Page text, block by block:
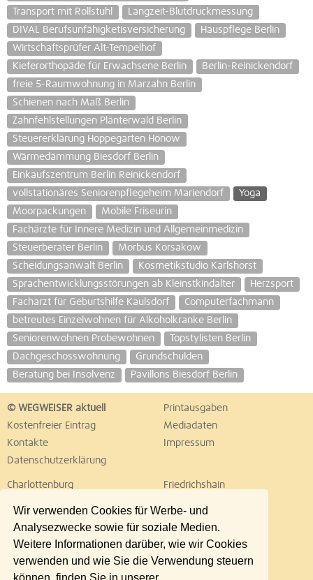
Wir verwenden Cookies für Werbe- und
Analysezwecke sowie für soziale Medien.
Weitere Informationen darüber, wie wir Cookies
verwenden und wie Sie die Verwendung steuern
können, finden Sie in unserer
Transport mit Rollstuhl
Langzeit-Blutdruckmessung
DIVAL Berufsunfähigketisversicherung
Hauspflege Berlin
Wirtschaftsprüfer Alt-Tempelhof
Kieferorthopäde für Erwachsene Berlin
Berlin-Reinickendorf
freie 5-Raumwohnung in Marzahn Berlin
Schienen nach Maß Berlin
Zahnfehlstellungen Plänterwald Berlin
Steuererklärung Hoppegarten Hönow
Wärmedämmung Biesdorf Berlin
Einkaufszentrum Berlin Reinickendorf
vollstationäres Seniorenpflegeheim Mariendorf
Yoga
Moorpackungen
Mobile Friseurin
Fachärzte für Innere Medizin und Allgemeinmedizin
Steuerberater Berlin
Morbus Korsakow
Scheidungsanwalt Berlin
Kosmetikstudio Karlshorst
Sprachentwicklungsstörungen ab Kleinstkindalter
Herzsport
Facharzt für Geburtshilfe Kaulsdorf
Computerfachmann
betreutes Einzelwohnen für Alkoholkranke Berlin
Seniorenwohnen Probewohnen
Topstylisten Berlin
Dachgeschosswohnung
Grundschulden
Beratung bei Insolvenz
Pavillons Biesdorf Berlin
© WEGWEISER aktuell
Printausgaben
Kostenfreier Eintrag
Mediadaten
Kontakte
Impressum
Datenschutzerklärung
Charlottenburg
Friedrichshain
Lichtenberg
Marzahn
Neukölln
Pankow